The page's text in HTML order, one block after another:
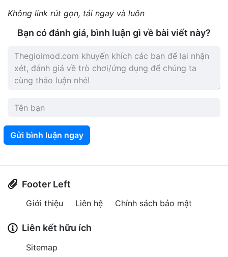
Không link rút gọn, tải ngay và luôn
Bạn có đánh giá, bình luận gì về bài viết này?
Gửi bình luận ngay
Footer Left
Giới thiệu Liên hệ Chính sách bảo mật
Liên kết hữu ích
Sitemap